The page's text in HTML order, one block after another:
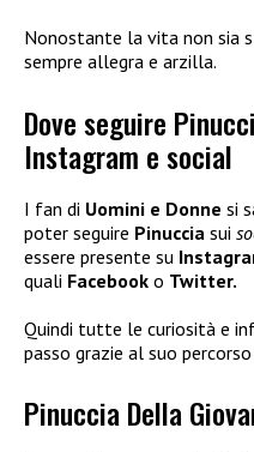
Nonostante la vita non sia
sempre allegra e arzilla.
Dove seguire
Instagram e social
I fan di Uomini e Donne si
poter seguire Pinuccia sui
essere presente su
quali Facebook o Twitter.
Quindi tutte le curiosità e
passo grazie al suo
Pinuccia Della